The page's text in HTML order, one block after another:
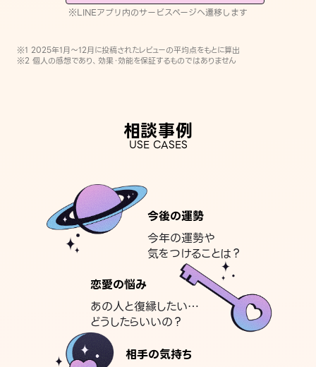
※LINEアプリ内のサービスページへ遷移します
※1 2025年1月〜12月に投稿されたレビューの平均点をもとに算出
※2 個人の感想であり、効果・効能を保証するものではありません
相談事例
USE CASES
今後の運勢
今年の運勢や
気をつけることは？
恋愛の悩み
あの人と復縁したい…
どうしたらいいの？
相手の気持ち